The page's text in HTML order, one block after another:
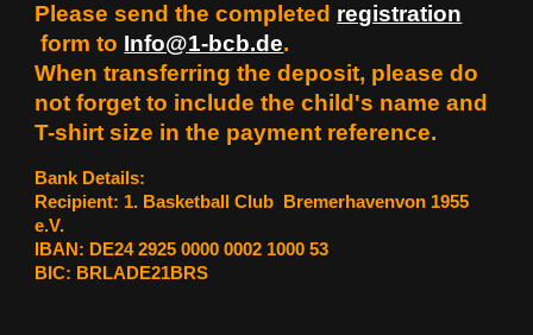
Please send the completed registration
form to Info@1-bcb.de.
When transferring the deposit, please do
not forget to include the child's name and
T-shirt size in the payment reference.
Bank Details:
Recipient: 1. Basketball Club Bremerhavenvon 1955
e.V.
IBAN: DE24 2925 0000 0002 1000 53
BIC: BRLADE21BRS